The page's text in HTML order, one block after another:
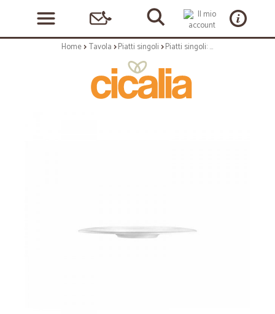
Home Tavola Piatti singoli Piatti singoli: Aria piatto piano cm 24 bianco